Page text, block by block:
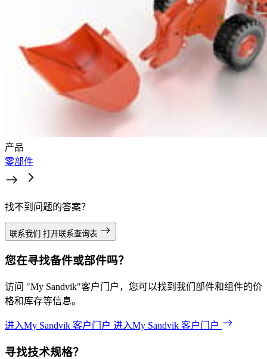
产品
零部件
找不到问题的答案？
联系我们 打开联系查询表
您在寻找备件或部件吗？
访问 "My Sandvik"客户门户，您可以找到我们部件和组件的价
格和库存等信息。
进入My Sandvik 客户门户 进入My Sandvik 客户门户
寻找技术规格？